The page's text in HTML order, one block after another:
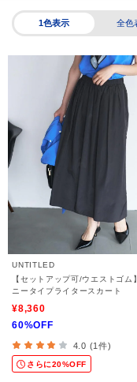
1色表示 全色
UNTITLED
【セットアップ可/ウエストゴム
ニータイプライタースカート
¥8,360
60%OFF
4.0 (1件)
さらに20%OFF